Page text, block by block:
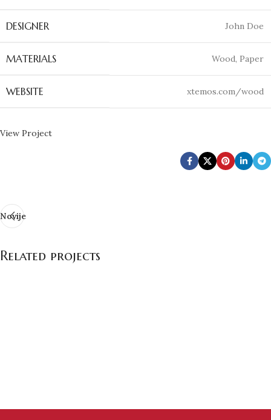
DESIGNER John Doe
MATERIALS Wood, Paper
WEBSITE xtemos.com/wood
View Project
Novije
Related projects